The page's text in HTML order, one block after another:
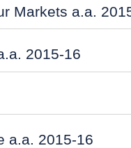
Markets a.a.
2015-16
a.a. 2015-16